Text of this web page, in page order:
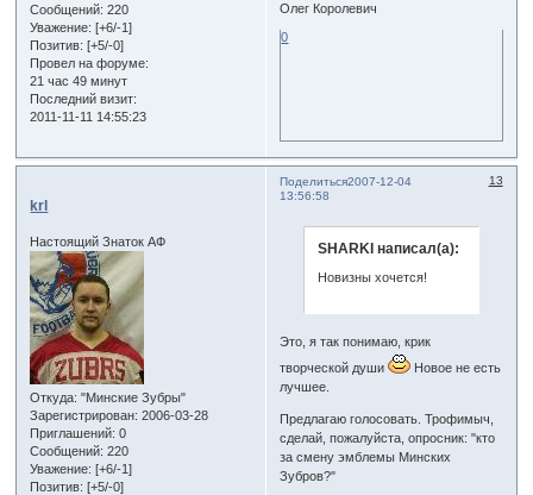
Сообщений: 220
Уважение: [+6/-1]
Позитив: [+5/-0]
Провел на форуме:
21 час 49 минут
Последний визит:
2011-11-11 14:55:23
Олег Королевич
0
Поделиться 13
2007-12-04
13:56:58
krl
Настоящий Знаток АФ
Откуда: "Минские Зубры"
Зарегистрирован: 2006-03-28
Приглашений: 0
Сообщений: 220
Уважение: [+6/-1]
Позитив: [+5/-0]
SHARKI написал(а):
Новизны хочется!
Это, я так понимаю, крик
творческой души
Новое не есть
лучшее.
Предлагаю голосовать. Трофимыч,
сделай, пожалуйста, опросник: "кто
за смену эмблемы Минских
Зубров?"